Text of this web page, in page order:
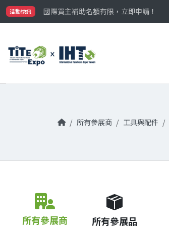
活動快訊
國際買主補助名額有限，立即申請！
參觀門票開放申請中‼️
所有參展商 工具與配件
所有參展商 所有參展品